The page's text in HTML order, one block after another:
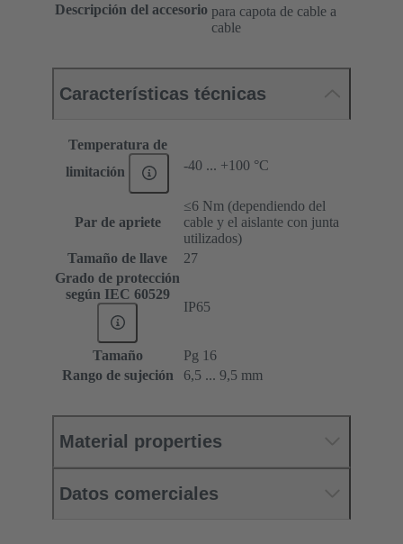
Descripción del accesorio para capota de cable a
cable
Características técnicas
Temperatura de
limitación
-40 ... +100 °C
Par de apriete
≤6 Nm (dependiendo del
cable y el aislante con junta
utilizados)
Tamaño de llave
27
Grado de protección
según IEC 60529
IP65
Tamaño
Pg 16
Rango de sujeción
6,5 ... 9,5 mm
Material properties
Datos comerciales